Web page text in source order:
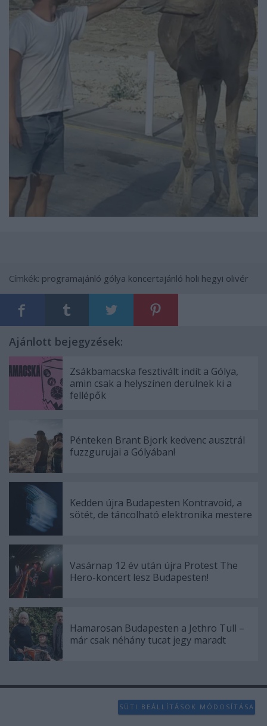
Címkék: programajánló gólya koncertajánló holi hegyi olivér
Ajánlott bejegyzések:
Zsákbamacska fesztivált indít a Gólya,
amin csak a helyszínen derülnek ki a
fellépők
Pénteken Brant Bjork kedvenc ausztrál
fuzzgurujai a Gólyában!
Kedden újra Budapesten Kontravoid, a
sötét, de táncolható elektronika mestere
Vasárnap 12 év után újra Protest The
Hero-koncert lesz Budapesten!
Hamarosan Budapesten a Jethro Tull –
már csak néhány tucat jegy maradt
SÜTI BEÁLLÍTÁSOK MÓDOSÍTÁSA